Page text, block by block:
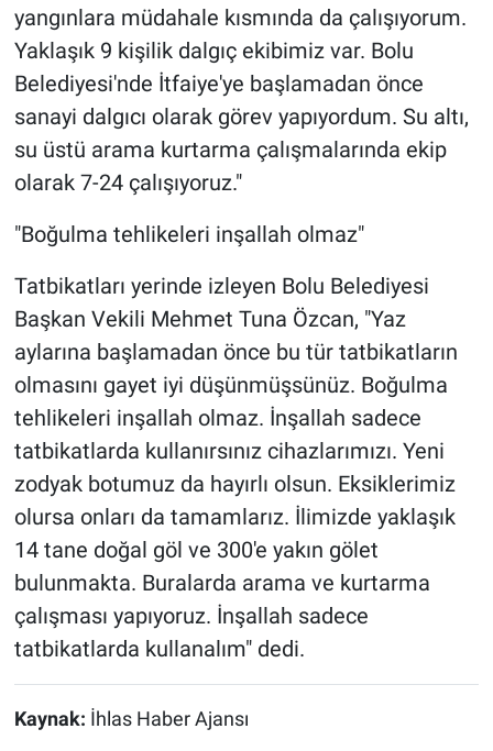
yangınlara müdahale kısmında da çalışıyorum.
Yaklaşık 9 kişilik dalgıç ekibimiz var. Bolu
Belediyesi'nde İtfaiye'ye başlamadan önce
sanayi dalgıcı olarak görev yapıyordum. Su altı,
su üstü arama kurtarma çalışmalarında ekip
olarak 7-24 çalışıyoruz."
"Boğulma tehlikeleri inşallah olmaz"
Tatbikatları yerinde izleyen Bolu Belediyesi
Başkan Vekili Mehmet Tuna Özcan, "Yaz
aylarına başlamadan önce bu tür tatbikatların
olmasını gayet iyi düşünmüşsünüz. Boğulma
tehlikeleri inşallah olmaz. İnşallah sadece
tatbikatlarda kullanırsınız cihazlarımızı. Yeni
zodyak botumuz da hayırlı olsun. Eksiklerimiz
olursa onları da tamamlarız. İlimizde yaklaşık
14 tane doğal göl ve 300'e yakın gölet
bulunmakta. Buralarda arama ve kurtarma
çalışması yapıyoruz. İnşallah sadece
tatbikatlarda kullanalım" dedi.
Kaynak: İhlas Haber Ajansı